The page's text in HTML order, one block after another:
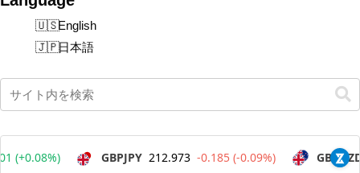
English
日本語